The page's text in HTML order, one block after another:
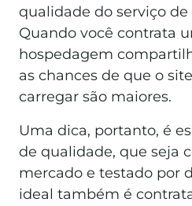
qualidade do serviço
Quando você contrata
hospedagem
as chances de que o
carregar são maiores.
Uma dica, portanto, é
de qualidade, que seja
mercado e testado por
ideal também é